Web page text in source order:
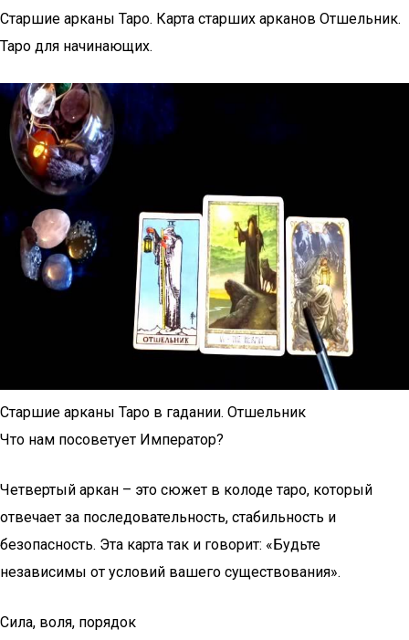
Старшие арканы Таро. Карта старших арканов Отшельник.
Таро для начинающих.
Старшие арканы Таро в гадании. Отшельник
Что нам посоветует Император?
Четвертый аркан – это сюжет в колоде таро, который
отвечает за последовательность, стабильность и
безопасность. Эта карта так и говорит: «Будьте
независимы от условий вашего существования».
Сила, воля, порядок